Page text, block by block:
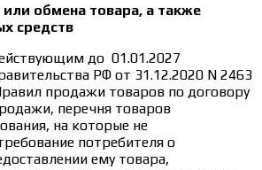
обмена товара, а также
средств
до 01.01.2027
РФ от 31.12.2020 N 2463
продажи товаров по договору
перечня товаров
на которые не
потребителя о
ему товара,